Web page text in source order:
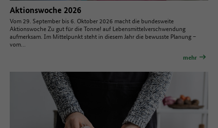
Aktionswoche 2026
Vom 29. September bis 6. Oktober 2026 macht die bundesweite
Aktionswoche Zu gut für die Tonne! auf Lebensmittelverschwendung
aufmerksam. Im Mittelpunkt steht in diesem Jahr die bewusste Planung –
vom…
mehr